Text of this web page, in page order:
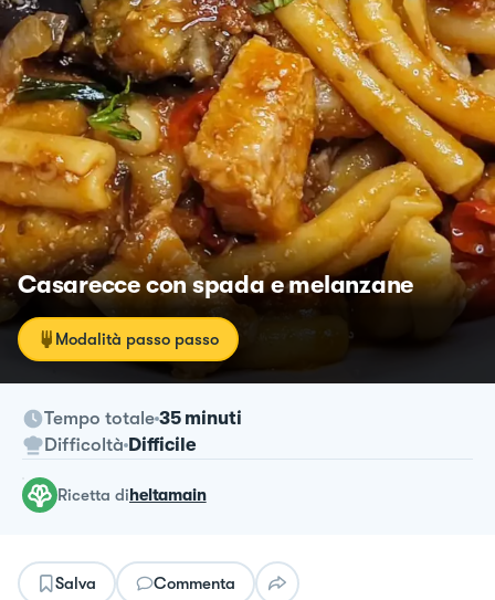
Casarecce con spada e melanzane
Modalità passo passo
Tempo totale 35 minuti
Difficoltà Difficile
ricetta diheltamain
Salva Commenta